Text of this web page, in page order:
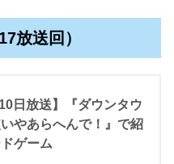
放送回）
日放送】『ダウンタウ
やあらへんで！』で紹
ゲーム